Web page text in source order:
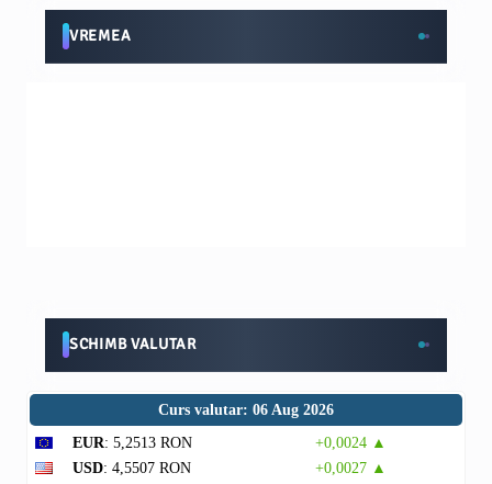
VREMEA
SCHIMB VALUTAR
Curs valutar: 06 Aug 2026
EUR: 5,2513 RON
+0,0024 ▲
USD: 4,5507 RON
+0,0027 ▲